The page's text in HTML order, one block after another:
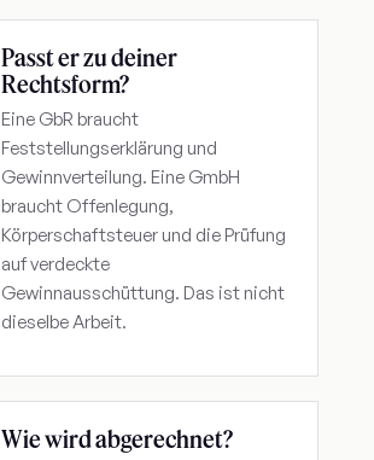
Passt er zu deiner
Rechtsform?
Eine GbR braucht
Feststellungserklärung und
Gewinnverteilung. Eine GmbH
braucht Offenlegung,
Körperschaftsteuer und die Prüfung
auf verdeckte
Gewinnausschüttung. Das ist nicht
dieselbe Arbeit.
Wie wird abgerechnet?